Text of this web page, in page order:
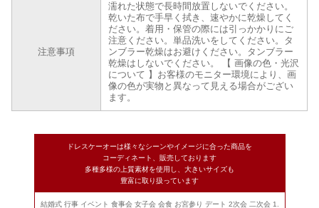
注意事項
濡れた状態で長時間放置しないでください。
乾いた布で手早く拭き、速やかに乾燥してく
ださい。着用・保管の際には引っかかりにご
注意ください。単品洗いをしてください。タ
ンブラー乾燥はお避けください。タンブラー
乾燥はしないでください。 【 画像の色・光沢
について 】お客様のモニター環境により、画
像の色が実物と異なって見える場合がござい
ます。
ドレスケーオーは様々なシーンやイメージに合った商品を
コーディネート、販売しております
多種多様の上質素材を使用し、大きいサイズも
豊富に取り扱っています
結婚式 行事 イベント 食事会 女子会 会食 お宮参り デート 2次会 二次会 1.